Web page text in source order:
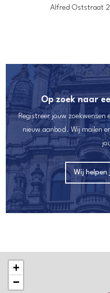
Alfred Oststraat
Op zoek naar
Registreer jouw
nieuw aanbod. Wij mailen
Wij helpen
+
−